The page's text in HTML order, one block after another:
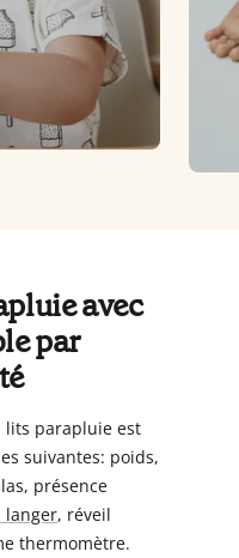
avec
par
lits parapluie est
suivantes: poids,
présence
langer, réveil
thermomètre.